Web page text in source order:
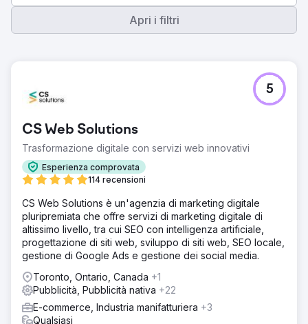
Apri i filtri
CS Web Solutions
Trasformazione digitale con servizi web innovativi
Esperienza comprovata
114 recensioni
5
CS Web Solutions è un'agenzia di marketing digitale
pluripremiata che offre servizi di marketing digitale di
altissimo livello, tra cui SEO con intelligenza artificiale,
progettazione di siti web, sviluppo di siti web, SEO locale,
gestione di Google Ads e gestione dei social media.
Toronto, Ontario, Canada +1
Pubblicità, Pubblicità nativa +22
E-commerce, Industria manifatturiera +3
Qualsiasi